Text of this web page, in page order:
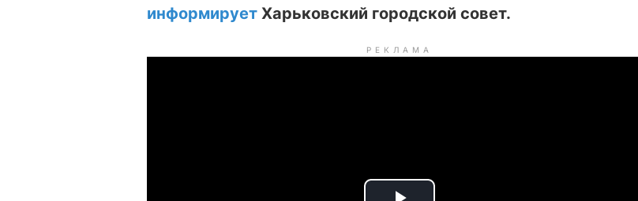
информирует Харьковский городской совет.
РЕКЛАМА